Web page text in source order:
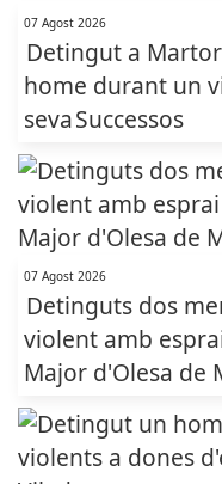
07 Agost 2026
Detingut a
home durant un
sevaSuccessos
07 Agost 2026
Detinguts dos
violent amb
Major d'Olesa de